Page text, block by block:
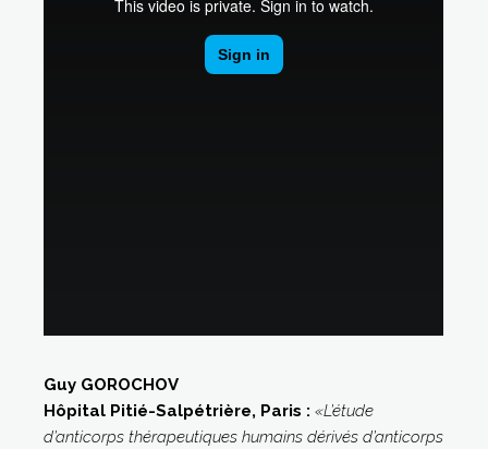
Guy GOROCHOV
Hôpital Pitié-Salpétrière, Paris :«L’étude
d’anticorps thérapeutiques humains dérivés d’anticorps